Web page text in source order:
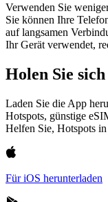
Verwenden Sie
Sie können Ihre
auf langsamen
Ihr Gerät verwendet,
Holen Sie
Laden Sie die App
Hotspots, günstige
Helfen Sie, Hotspots
Für iOS herunterladen